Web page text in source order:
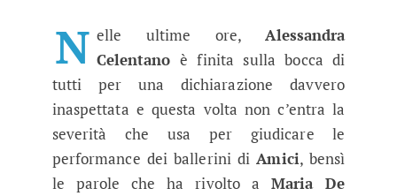
Amici 2020, Alessandra
N elle ultime ore,Alessandra
Celentano è finita sulla bocca di
tutti per una dichiarazione davvero
inaspettata e questa volta non c’entra la
severità che usa per giudicare le
performance dei ballerini diAmici, bensì
le parole che ha rivolto a Maria De